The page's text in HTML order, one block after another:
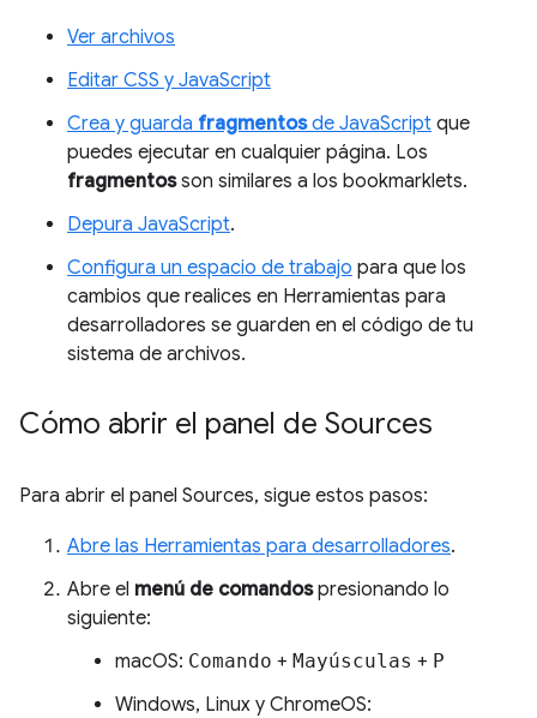
Ver archivos
Editar CSS y JavaScript
Crea y guarda fragmentosde JavaScript que
puedes ejecutar en cualquier página. Los
fragmentosson similares a los bookmarklets.
Depura JavaScript.
Configura un espacio de trabajo para que los
cambios que realices en Herramientas para
desarrolladores se guarden en el código de tu
sistema de archivos.
Cómo abrir el panel de Sources
Para abrir el panel Sources, sigue estos pasos:
Abre las Herramientas para desarrolladores.
Abre el menú de comandospresionando lo
siguiente:
macOS: Comando + Mayúsculas + P
Windows, Linux y ChromeOS: